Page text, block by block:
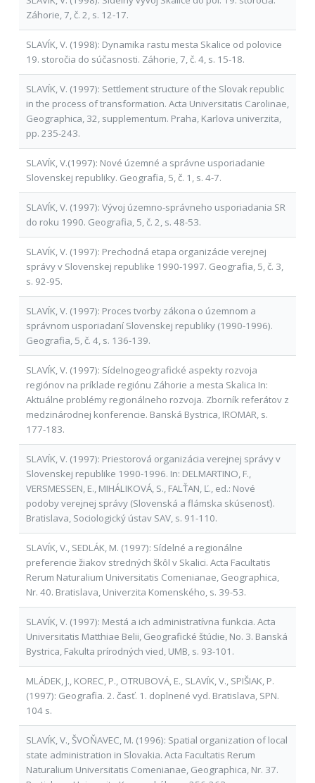
Záhorie, 7, č. 2, s. 12-17.
SLAVÍK, V. (1998): Dynamika rastu mesta Skalice od polovice
19. storočia do súčasnosti. Záhorie, 7, č. 4, s. 15-18.
SLAVÍK, V. (1997): Settlement structure of the Slovak republic
in the process of transformation. Acta Universitatis Carolinae,
Geographica, 32, supplementum. Praha, Karlova univerzita,
pp. 235-243.
SLAVÍK, V.(1997): Nové územné a správne usporiadanie
Slovenskej republiky. Geografia, 5, č. 1, s. 4-7.
SLAVÍK, V. (1997): Vývoj územno-správneho usporiadania SR
do roku 1990. Geografia, 5, č. 2, s. 48-53.
SLAVÍK, V. (1997): Prechodná etapa organizácie verejnej
správy v Slovenskej republike 1990-1997. Geografia, 5, č. 3,
s. 92-95.
SLAVÍK, V. (1997): Proces tvorby zákona o územnom a
správnom usporiadaní Slovenskej republiky (1990-1996).
Geografia, 5, č. 4, s. 136-139.
SLAVÍK, V. (1997): Sídelnogeografické aspekty rozvoja
regiónov na príklade regiónu Záhorie a mesta Skalica In:
Aktuálne problémy regionálneho rozvoja. Zborník referátov z
medzinárodnej konferencie. Banská Bystrica, IROMAR, s.
177-183.
SLAVÍK, V. (1997): Priestorová organizácia verejnej správy v
Slovenskej republike 1990-1996. In: DELMARTINO, F.,
VERSMESSEN, E., MIHÁLIKOVÁ, S., FALŤAN, Ľ., ed.: Nové
podoby verejnej správy (Slovenská a flámska skúsenosť).
Bratislava, Sociologický ústav SAV, s. 91-110.
SLAVÍK, V., SEDLÁK, M. (1997): Sídelné a regionálne
preferencie žiakov stredných škôl v Skalici. Acta Facultatis
Rerum Naturalium Universitatis Comenianae, Geographica,
Nr. 40. Bratislava, Univerzita Komenského, s. 39-53.
SLAVÍK, V. (1997): Mestá a ich administratívna funkcia. Acta
Universitatis Matthiae Belii, Geografické štúdie, No. 3. Banská
Bystrica, Fakulta prírodných vied, UMB, s. 93-101.
MLÁDEK, J., KOREC, P., OTRUBOVÁ, E., SLAVÍK, V., SPIŠIAK, P.
(1997): Geografia. 2. časť. 1. doplnené vyd. Bratislava, SPN.
104 s.
SLAVÍK, V., ŠVOŇAVEC, M. (1996): Spatial organization of local
state administration in Slovakia. Acta Facultatis Rerum
Naturalium Universitatis Comenianae, Geographica, Nr. 37.